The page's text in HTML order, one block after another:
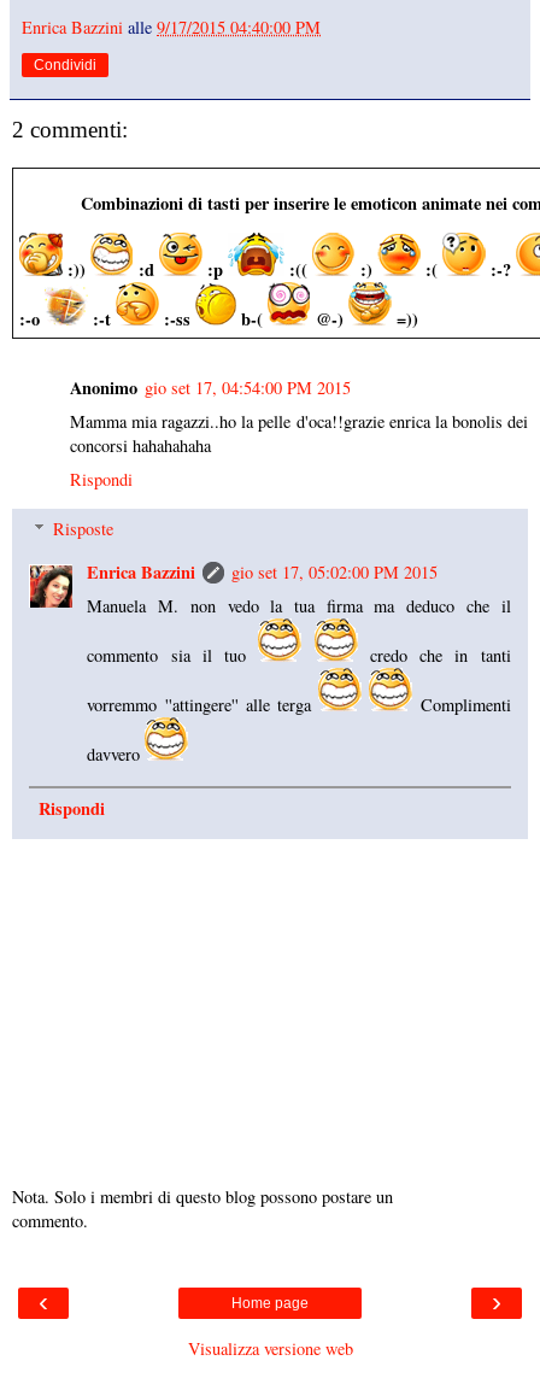
Enrica Bazzini alle 9/17/2015 04:40:00 PM
Condividi
2 commenti:
Combinazioni di tasti per inserire le emoticon animate nei
:)) :d :p :(( :) :(
:-?
:-o
:-t :-ss b-( @-) =))
Anonimo gio set 17, 04:54:00 PM 2015
Mamma mia ragazzi..ho la pelle d'oca!!grazie enrica la bonolis dei
concorsi hahahahaha
Rispondi
Risposte
Enrica Bazzini
gio set 17, 05:02:00 PM 2015
Manuela M. non vedo la tua firma ma deduco che il
commento sia il tuo credo che in tanti
vorremmo ''attingere'' alle terga Complimenti
davvero
Rispondi
Nota. Solo i membri di questo blog possono postare un
commento.
‹ ›
Home page
Visualizza versione web